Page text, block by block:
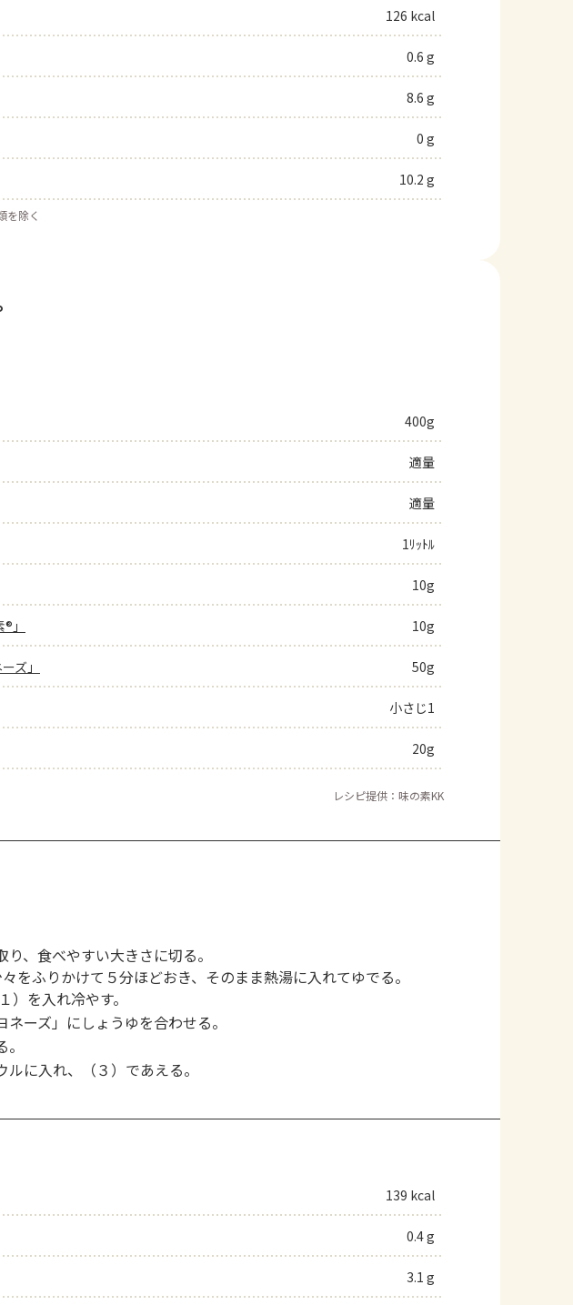
126 kcal
0.6 g
8.6 g
0 g
10.2 g
を除く
400g
適量
適量
1ﾘｯﾄﾙ
10g
」 10g
ズ」 50g
小さじ1
20g
レシピ提供：味の素KK
、食べやすい大きさに切る。
をふりかけて５分ほどおき、そのまま熱湯に入れてゆでる。
）を入れ冷やす。
ネーズ」にしょうゆを合わせる。
ルに入れ、（３）であえる。
139 kcal
0.4 g
3.1 g